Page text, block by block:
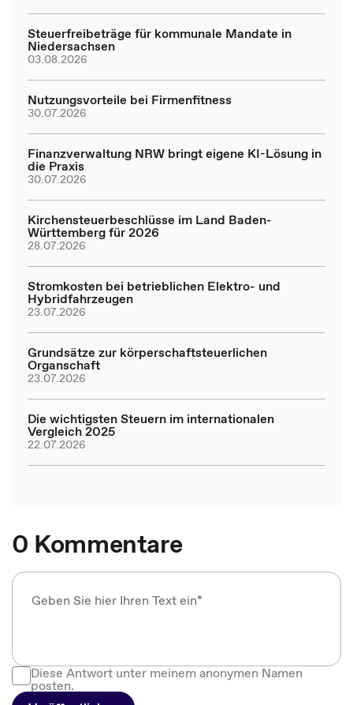
Steuerfreibeträge für kommunale Mandate in
Niedersachsen
03.08.2026
Nutzungsvorteile bei Firmenfitness
30.07.2026
Finanzverwaltung NRW bringt eigene KI-Lösung in
die Praxis
30.07.2026
Kirchensteuerbeschlüsse im Land Baden-
Württemberg für 2026
28.07.2026
Stromkosten bei betrieblichen Elektro- und
Hybridfahrzeugen
23.07.2026
Grundsätze zur körperschaftsteuerlichen
Organschaft
23.07.2026
Die wichtigsten Steuern im internationalen
Vergleich 2025
22.07.2026
0 Kommentare
Diese Antwort unter meinem anonymen Namen
posten.